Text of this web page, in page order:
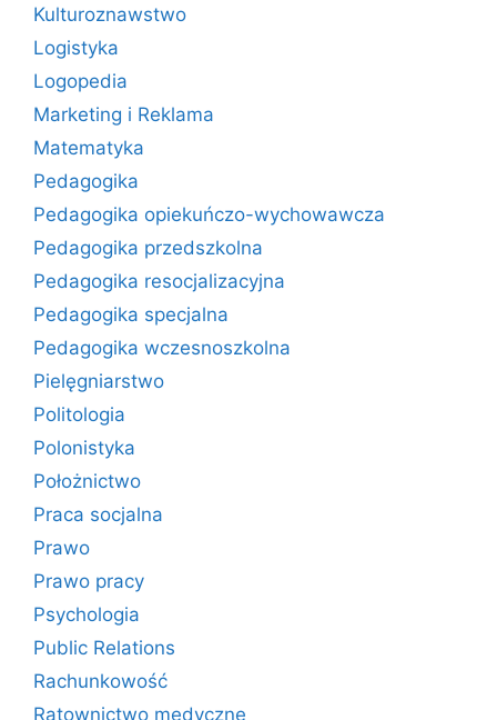
Kulturoznawstwo
Logistyka
Logopedia
Marketing i Reklama
Matematyka
Pedagogika
Pedagogika opiekuńczo-wychowawcza
Pedagogika przedszkolna
Pedagogika resocjalizacyjna
Pedagogika specjalna
Pedagogika wczesnoszkolna
Pielęgniarstwo
Politologia
Polonistyka
Położnictwo
Praca socjalna
Prawo
Prawo pracy
Psychologia
Public Relations
Rachunkowość
Ratownictwo medyczne